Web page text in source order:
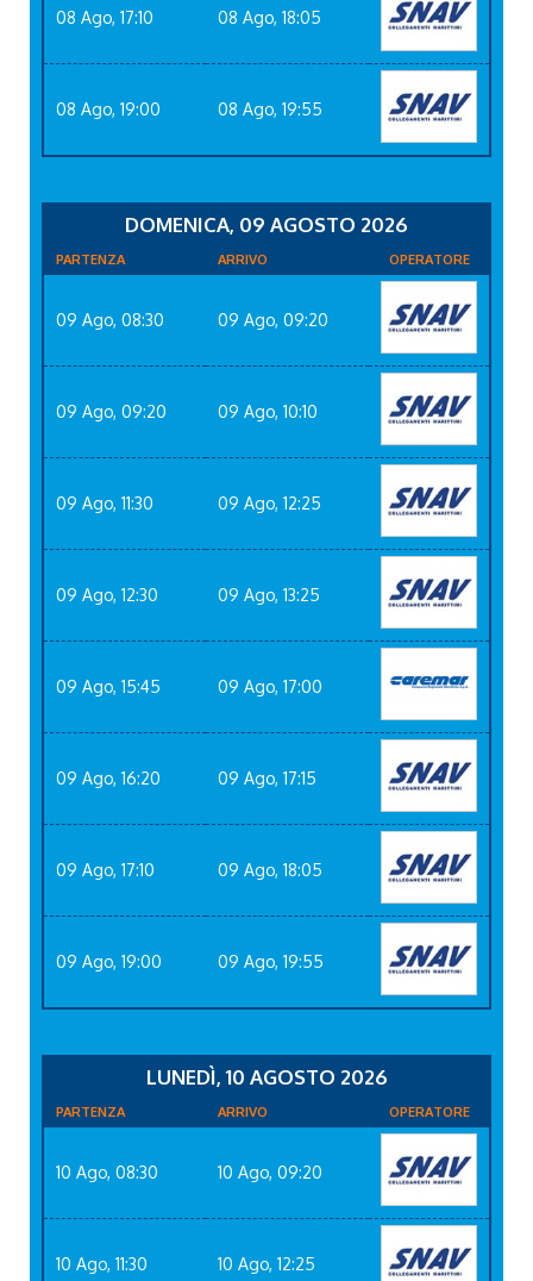
08 Ago, 17:10 08 Ago, 18:05
08 Ago, 19:00 08 Ago, 19:55
DOMENICA, 09 AGOSTO 2026
PARTENZA ARRIVO OPERATORE
09 Ago, 08:30 09 Ago, 09:20
09 Ago, 09:20 09 Ago, 10:10
09 Ago, 11:30 09 Ago, 12:25
09 Ago, 12:30 09 Ago, 13:25
09 Ago, 15:45 09 Ago, 17:00
09 Ago, 16:20 09 Ago, 17:15
09 Ago, 17:10 09 Ago, 18:05
09 Ago, 19:00 09 Ago, 19:55
LUNEDÌ, 10 AGOSTO 2026
PARTENZA ARRIVO OPERATORE
10 Ago, 08:30 10 Ago, 09:20
10 Ago, 11:30 10 Ago, 12:25